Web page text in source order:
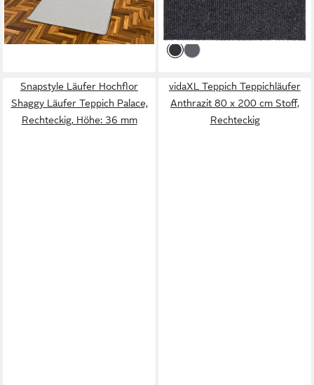
lieferbar - in 4-5 Werktagen bei dir
+7
Nadelfilz für den
Eingangsbereich
-31%
lieferbar - in 4-5 Werktagen bei dir
Snapstyle Läufer Hochflor
Shaggy Läufer Teppich Palace,
Rechteckig, Höhe: 36 mm
vidaXL Teppich Teppichläufer
Anthrazit 80 x 200 cm Stoff,
Rechteckig